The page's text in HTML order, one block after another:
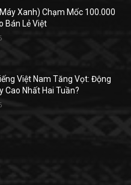
Xanh) Chạm Mốc 100.000
Bán Lẻ Việt
Việt Nam Tăng Vọt: Động
Cao Nhất Hai Tuần?